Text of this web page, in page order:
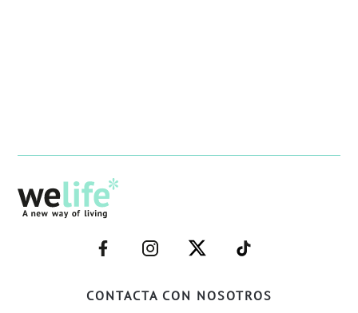
CONTACTA CON NOSOTROS
–
FACEBOOK–
–
INSTAGRAM–
–
TWITTER–
–
WELIFE–